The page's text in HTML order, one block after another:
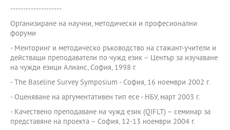
--------------------
Организиране на научни, методически и професионални
форуми
- Менторинг и методическо ръководство на стажант-учители и
действащи преподаватели по чужд език – Център за изучаване
на чужди езици Алианс, София, 1998 г.
- The Baseline Survey Symposium - София, 16 ноември 2002 г.
- Оценяване на аргументативен тип есе - НБУ, март 2003 г.
- Качествено преподаване на чужд език (QIFLT) – семинар за
представяне на проекта – София, 12-13 ноември 2004 г.